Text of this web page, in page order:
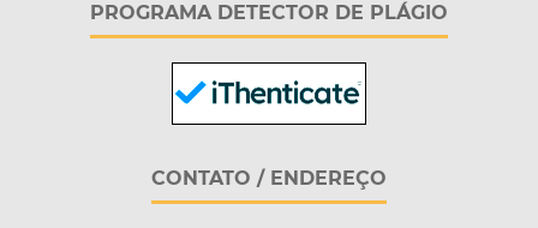
PROGRAMA DETECTOR DE PLÁGIO
CONTATO / ENDEREÇO